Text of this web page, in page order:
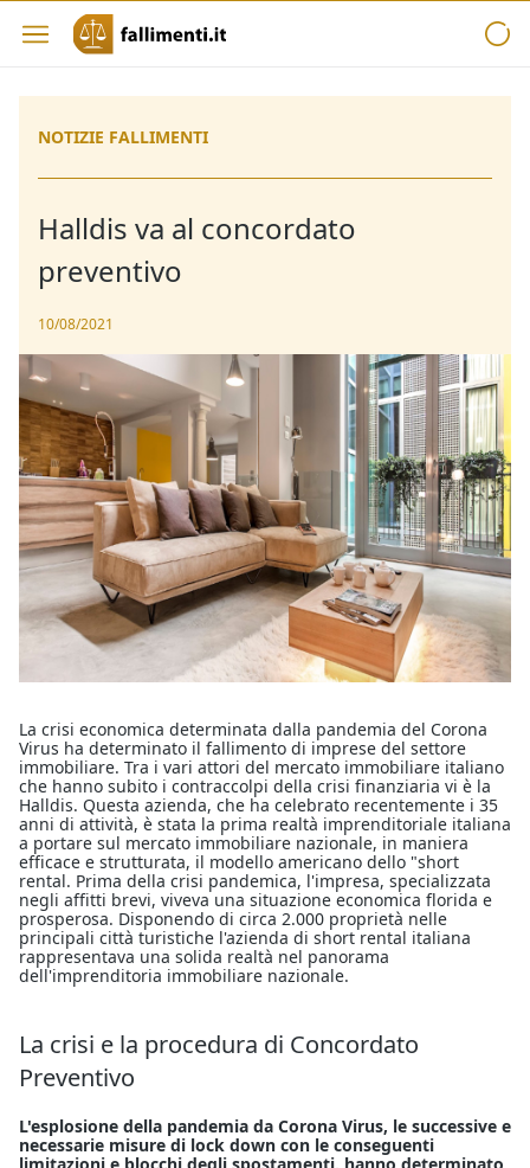
NOTIZIE FALLIMENTI
Halldis va al concordato
preventivo
10/08/2021
La crisi economica determinata dalla pandemia del Corona
Virus ha determinato il fallimento di imprese del settore
immobiliare. Tra i vari attori del mercato immobiliare italiano
che hanno subito i contraccolpi della crisi finanziaria vi è la
Halldis. Questa azienda, che ha celebrato recentemente i 35
anni di attività, è stata la prima realtà imprenditoriale italiana
a portare sul mercato immobiliare nazionale, in maniera
efficace e strutturata, il modello americano dello "short
rental. Prima della crisi pandemica, l'impresa, specializzata
negli affitti brevi, viveva una situazione economica florida e
prosperosa. Disponendo di circa 2.000 proprietà nelle
principali città turistiche l'azienda di short rental italiana
rappresentava una solida realtà nel panorama
dell'imprenditoria immobiliare nazionale.
La crisi e la procedura di Concordato
Preventivo
L'esplosione della pandemia da Corona Virus, le successive e
necessarie misure di lock down con le conseguenti